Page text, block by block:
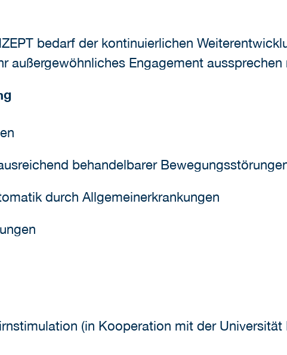
bedarf der kontinuierlichen
außergewöhnliches Engagement
behandelbarer
durch Allgemeinerkrankungen
(in Kooperation mit der Universität